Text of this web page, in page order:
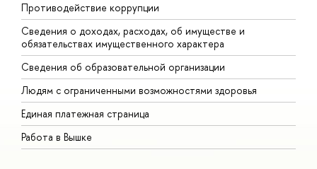
Противодействие коррупции
Сведения о доходах, расходах, об имуществе и
обязательствах имущественного характера
Сведения об образовательной организации
Людям с ограниченными возможностями здоровья
Единая платежная страница
Работа в Вышке